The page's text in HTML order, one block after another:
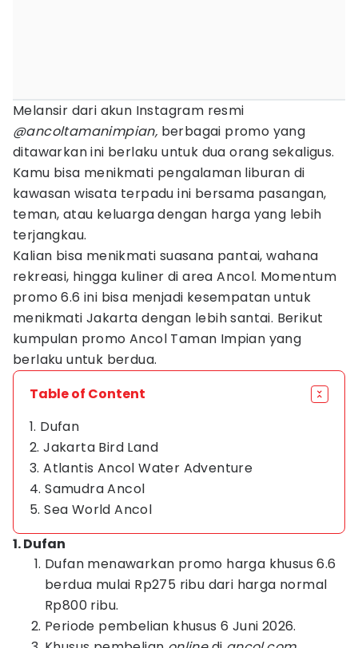
Melansir dari akun Instagram resmi
@ancoltamanimpian, berbagai promo yang
ditawarkan ini berlaku untuk dua orang sekaligus.
Kamu bisa menikmati pengalaman liburan di
kawasan wisata terpadu ini bersama pasangan,
teman, atau keluarga dengan harga yang lebih
terjangkau.
Kalian bisa menikmati suasana pantai, wahana
rekreasi, hingga kuliner di area Ancol. Momentum
promo 6.6 ini bisa menjadi kesempatan untuk
menikmati Jakarta dengan lebih santai. Berikut
kumpulan promo Ancol Taman Impian yang
berlaku untuk berdua.
Table of Content
1. Dufan
2. Jakarta Bird Land
3. Atlantis Ancol Water Adventure
4. Samudra Ancol
5. Sea World Ancol
1. Dufan
Dufan menawarkan promo harga khusus 6.6
berdua mulai Rp275 ribu dari harga normal
Rp800 ribu.
Periode pembelian khusus 6 Juni 2026.